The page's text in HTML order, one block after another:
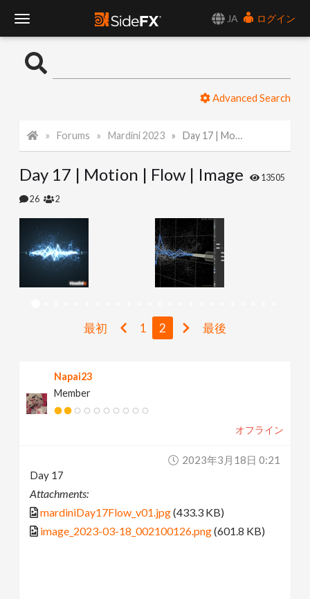
JA
ログイン
o
l
N
a
g
Advanced Search
Forums Mardini 2023 Day 17 | Motion | Flow | Image
Day 17 | Motion | Flow | Image 13505
26 2
最初 1 2 最後
Napai23
Member
オフライン
2023年3月18日 0:21
Day 17
Attachments:
mardiniDay17Flow_v01.jpg(433.3 KB)
image_2023-03-18_002100126.png(601.8 KB)